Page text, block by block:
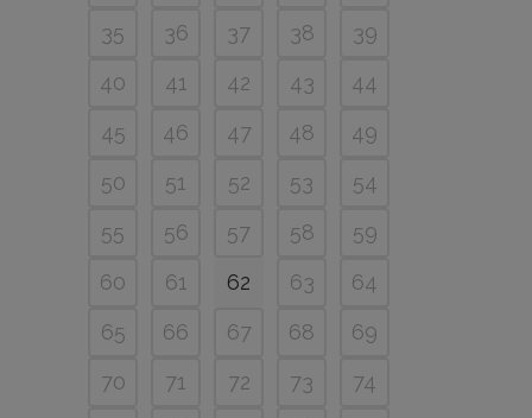
35
36 37 38
39
40
41 42 43
44
45
46 47 48
49
50
51 52 53
54
55
56 57 58
59
60
61 62 63
64
65
66 67 68
69
70
71 72 73
74